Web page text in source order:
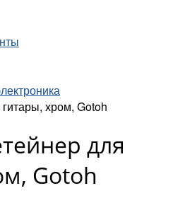
хром, Gotoh
для
Gotoh